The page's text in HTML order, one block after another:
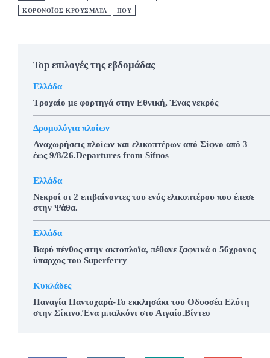
ΚΟΡΟΝΟΪΟΣ ΚΡΟΥΣΜΑΤΑ ΠΟΥ
Top επιλογές της εβδομάδας
Ελλάδα
Τροχαίο με φορτηγά στην Εθνική, Ένας νεκρός
Δρομολόγια πλοίων
Αναχωρήσεις πλοίων και ελικοπτέρων από Σίφνο από 3
έως 9/8/26.Departures from Sifnos
Ελλάδα
Νεκροί οι 2 επιβαίνοντες του ενός ελικοπτέρου που έπεσε
στην Ψάθα.
Ελλάδα
Βαρύ πένθος στην ακτοπλοϊα, πέθανε ξαφνικά ο 56χρονος
ύπαρχος του Superferry
Κυκλάδες
Παναγία Παντοχαρά-Το εκκλησάκι του Οδυσσέα Ελύτη
στην Σίκινο.Ένα μπαλκόνι στο Αιγαίο.Βίντεο